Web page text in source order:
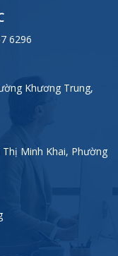
6296
Khương Trung,
Minh Khai, Phường